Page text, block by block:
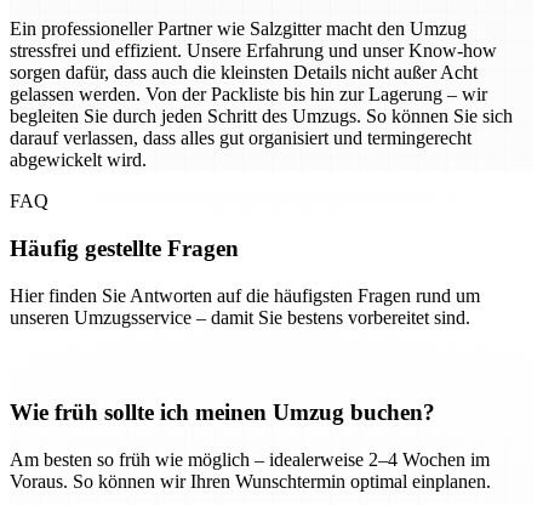
Ein professioneller Partner wie Salzgitter macht den Umzug
stressfrei und effizient. Unsere Erfahrung und unser Know-how
sorgen dafür, dass auch die kleinsten Details nicht außer Acht
gelassen werden. Von der Packliste bis hin zur Lagerung – wir
begleiten Sie durch jeden Schritt des Umzugs. So können Sie sich
darauf verlassen, dass alles gut organisiert und termingerecht
abgewickelt wird.
FAQ
Häufig gestellte Fragen
Hier finden Sie Antworten auf die häufigsten Fragen rund um
unseren Umzugsservice – damit Sie bestens vorbereitet sind.
Wie früh sollte ich meinen Umzug buchen?
Am besten so früh wie möglich – idealerweise 2–4 Wochen im
Voraus. So können wir Ihren Wunschtermin optimal einplanen.